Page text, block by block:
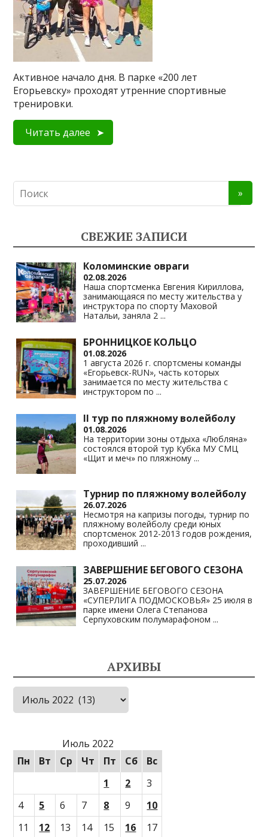
Активное начало дня. В парке «200 лет
Егорьевску» проходят утренние спортивные
тренировки.
Читать далее
СВЕЖИЕ ЗАПИСИ
Коломинские овраги
02.08.2026
Наша спортсменка Евгения Кириллова,
занимающаяся по месту жительства у
инструктора по спорту Маховой
Натальи, заняла 2 ...
БРОННИЦКОЕ КОЛЬЦО
01.08.2026
1 августа 2026 г. спортсмены команды
«Егорьевск-RUN», часть которых
занимается по месту жительства с
инструктором по ...
II тур по пляжному волейболу
01.08.2026
На территории зоны отдыха «Любляна»
состоялся второй тур Кубка МУ СМЦ
«Щит и меч» по пляжному ...
Турнир по пляжному волейболу
26.07.2026
Несмотря на капризы погоды, турнир по
пляжному волейболу среди юных
спортсменок 2012-2013 годов рождения,
проходивший ...
ЗАВЕРШЕНИЕ БЕГОВОГО СЕЗОНА
25.07.2026
ЗАВЕРШЕНИЕ БЕГОВОГО СЕЗОНА
«СУПЕРЛИГА ПОДМОСКОВЬЯ» 25 июля в
парке имени Олега Степанова
Серпуховским полумарафоном ...
АРХИВЫ
Архивы
Июль 2022
Пн
Вт Ср Чт Пт Сб
Вс
1
2
3
4
5 6 7 8 9
10
11
12 13 14 15 16 17